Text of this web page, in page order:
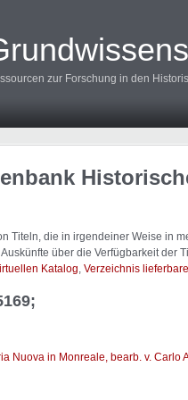
zur Forschung in den
Titeln, die in irgendeiner Weise in
über die Verfügbarkeit
Katalog Verzeichnis
Nuova in Monreale, bearb. v.